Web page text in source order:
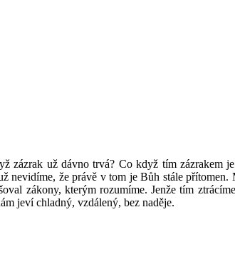
zázrak už dávno trvá? Co když tím zázrakem
nevidíme, že právě v tom je Bůh stále
zákony, kterým rozumíme. Jenže tím
jeví chladný, vzdálený, bez naděje.